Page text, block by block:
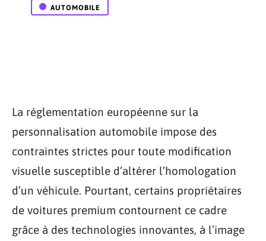
AUTOMOBILE
La réglementation européenne sur la
personnalisation automobile impose des
contraintes strictes pour toute modification
visuelle susceptible d’altérer l’homologation
d’un véhicule. Pourtant, certains propriétaires
de voitures premium contournent ce cadre
grâce à des technologies innovantes, à l’image